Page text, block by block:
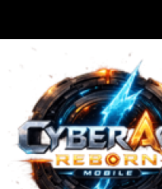
ระบบสมาชิก